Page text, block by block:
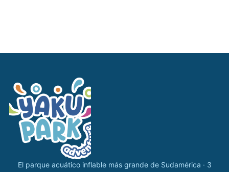
Navegación completa Yakupark
El parque acuático inflable más grande de Sudamérica · 3